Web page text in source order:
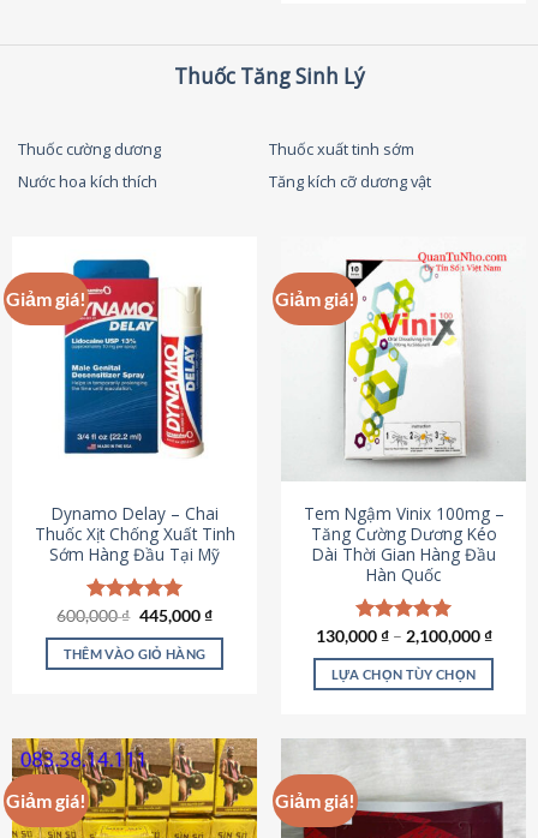
Thuốc Tăng Sinh Lý
Thuốc cường dương
Thuốc xuất tinh sớm
Nước hoa kích thích
Tăng kích cỡ dương vật
Giảm giá!
Dynamo Delay – Chai
Thuốc Xịt Chống Xuất Tinh
Sớm Hàng Đầu Tại Mỹ
Được xếp
hạng5.00
5 sao
600,000₫ Giá
là:
600,000 ₫.
445,000₫Giá
tại
THÊM VÀO GIỎ HÀNG
Giảm giá!
Tem Ngậm Vinix 100mg –
Tăng Cường Dương Kéo
Dài Thời Gian Hàng Đầu
Hàn Quốc
Được xếp
hạng5.00
5 sao
130,000₫– 2,100,000₫
LỰA CHỌN TÙY CHỌN
nhiều
biến
Giảm giá! Giảm giá!